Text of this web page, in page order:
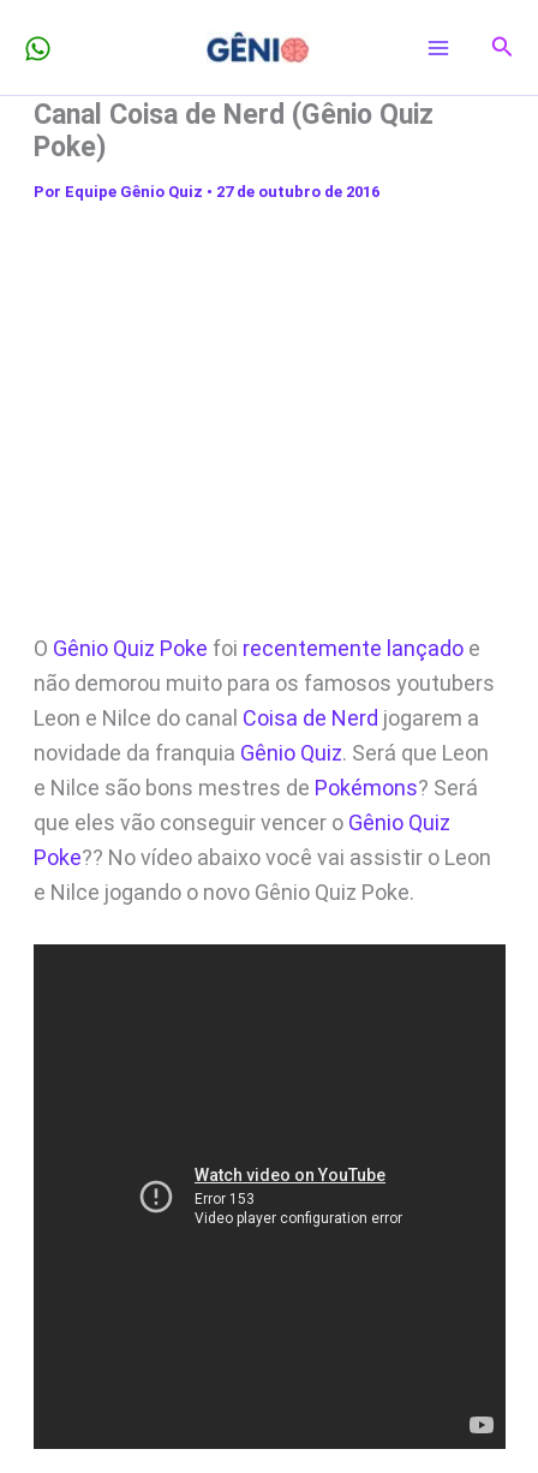
para
conteúdo
Canal Coisa de Nerd (Gênio Quiz
Poke)
Por Equipe Gênio Quiz • 27 de outubro de 2016
O Gênio Quiz Poke foi recentemente lançadoe
não demorou muito para os famosos youtubers
Leon e Nilce do canal Coisa de Nerd jogarem a
novidade da franquia Gênio Quiz. Será que Leon
e Nilce são bons mestres de Pokémons? Será
que eles vão conseguir vencer o Gênio Quiz
Poke?? No vídeo abaixo você vai assistir o Leon
e Nilce jogando o novo Gênio Quiz Poke.